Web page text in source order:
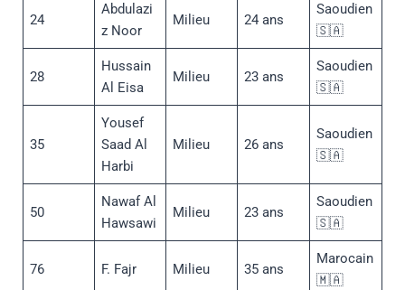
24
Abdulazi
z Noor
Milieu 24 ans
Saoudien
🇸🇦
28
Hussain
Al Eisa
Milieu 23 ans
Saoudien
🇸🇦
35
Yousef
Saad Al
Harbi
Milieu 26 ans
Saoudien
🇸🇦
50
Nawaf Al
Hawsawi
Milieu 23 ans
Saoudien
🇸🇦
76 F. Fajr Milieu 35 ans
Marocain
🇲🇦